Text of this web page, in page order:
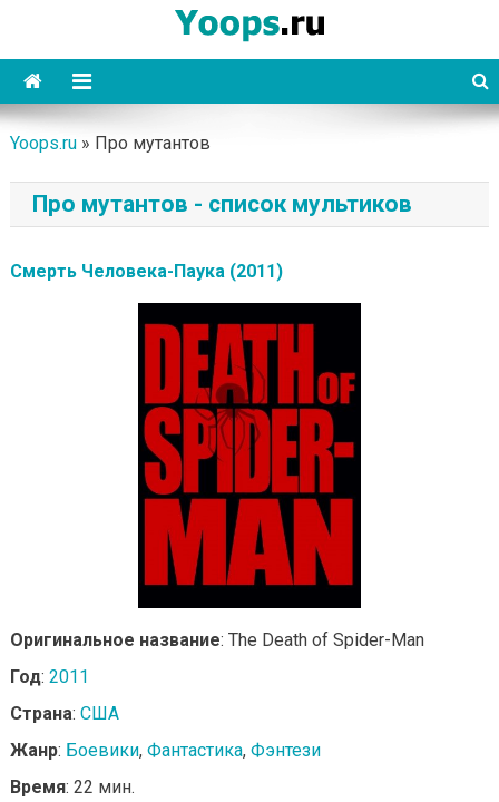
content
Yoops
Yoops.ru» Про мутантов
Про мутантов - список мультиков
Смерть Человека-Паука (2011)
Оригинальное название: The Death of Spider-Man
Год: 2011
Страна: США
Жанр: Боевики, Фантастика, Фэнтези
Время: 22 мин.